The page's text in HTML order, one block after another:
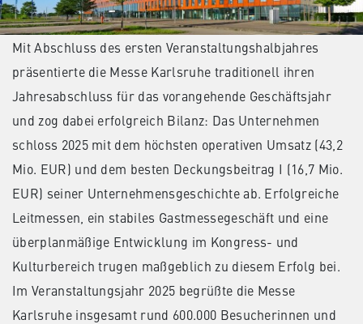
Mit Abschluss des ersten Veranstaltungshalbjahres
präsentierte die Messe Karlsruhe traditionell ihren
Jahresabschluss für das vorangehende Geschäftsjahr
und zog dabei erfolgreich Bilanz: Das Unternehmen
schloss 2025 mit dem höchsten operativen Umsatz (43,2
Mio. EUR) und dem besten Deckungsbeitrag I (16,7 Mio.
EUR) seiner Unternehmensgeschichte ab. Erfolgreiche
Leitmessen, ein stabiles Gastmessegeschäft und eine
überplanmäßige Entwicklung im Kongress- und
Kulturbereich trugen maßgeblich zu diesem Erfolg bei.
Im Veranstaltungsjahr 2025 begrüßte die Messe
Karlsruhe insgesamt rund 600.000 Besucherinnen und